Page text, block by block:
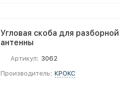
Угловая скоба для
антенны
Артикул: 3062
Производитель: КРОКС